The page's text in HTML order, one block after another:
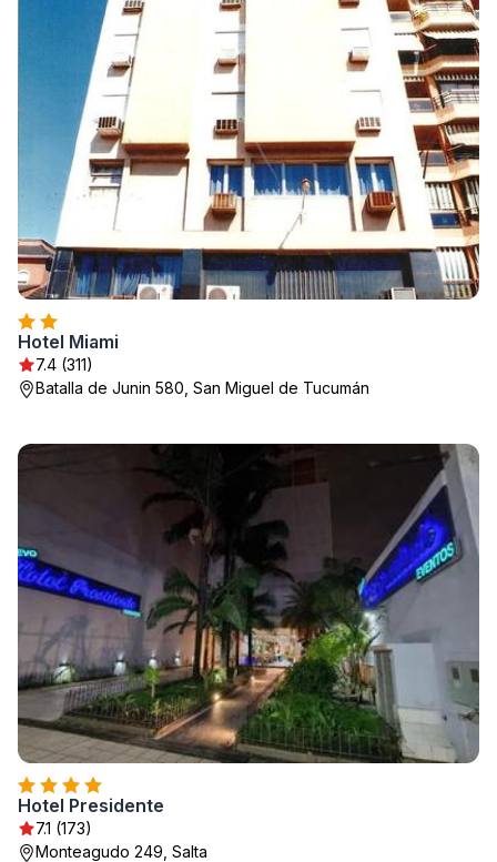
Hotel Miami
7.4 (311)
Batalla de Junin 580, San Miguel de Tucumán
Hotel Presidente
7.1 (173)
Monteagudo 249, Salta